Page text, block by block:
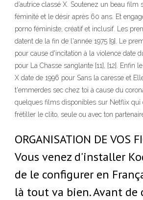
d’autrice classé X. Soutenez un beau film
féminité et le désir après 60 ans. Et
porno féministe, créatif et inclusif. Les
datent de la fin de l'année 1975 [9]. Le
pour cause d'incitation à la violence date
pour La Chasse sanglante [11], [12]. Enfin
X date de 1996 pour Sans la caresse et
t'emmerdes sec chez toi à cause du
quelques films disponibles sur Netflix qui
frétiller le clito, seule ou avec ton
ORGANISATION DE VOS
Vous venez d'installer
de le configurer en
là tout va bien. Avant